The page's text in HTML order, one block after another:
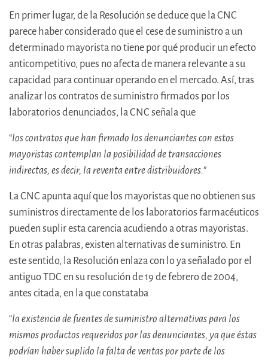
En primer lugar, de la Resolución se deduce que la CNC
parece haber considerado que el cese de suministro a un
determinado mayorista no tiene por qué producir un efecto
anticompetitivo, pues no afecta de manera relevante a su
capacidad para continuar operando en el mercado. Así, tras
analizar los contratos de suministro firmados por los
laboratorios denunciados, la CNC señala que
“los contratos que han firmado los denunciantes con estos
mayoristas contemplan la posibilidad de transacciones
indirectas, es decir, la reventa entre distribuidores.”
La CNC apunta aquí que los mayoristas que no obtienen sus
suministros directamente de los laboratorios farmacéuticos
pueden suplir esta carencia acudiendo a otras mayoristas.
En otras palabras, existen alternativas de suministro. En
este sentido, la Resolución enlaza con lo ya señalado por el
antiguo TDC en su resolución de 19 de febrero de 2004,
antes citada, en la que constataba
“la existencia de fuentes de suministro alternativas para los
mismos productos requeridos por las denunciantes, ya que éstas
podrían haber suplido la falta de ventas por parte de los